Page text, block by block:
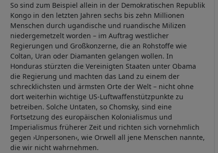
So sind zum Beispiel allein in der Demokratischen Republik
Kongo in den letzten Jahren sechs bis zehn Millionen
Menschen durch ugandische und ruandische Milizen
niedergemetzelt worden – im Auftrag westlicher
Regierungen und Großkonzerne, die an Rohstoffe wie
Coltan, Uran oder Diamanten gelangen wollen. In
Honduras stürzten die Vereinigten Staaten unter Obama
die Regierung und machten das Land zu einem der
schrecklichsten und ärmsten Orte der Welt – nicht ohne
dort weiterhin wichtige US-Luftwaffenstützpunkte zu
betreiben. Solche Untaten, so Chomsky, sind eine
Fortsetzung des europäischen Kolonialismus und
Imperialismus früherer Zeit und richten sich vornehmlich
gegen ›Unpersonen‹, wie Orwell all jene Menschen nannte,
die wir nicht wahrnehmen.